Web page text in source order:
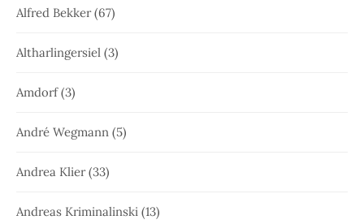
Alfred Bekker(67)
Altharlingersiel (3)
Amdorf(3)
André Wegmann (5)
Andrea Klier(33)
Andreas Kriminalinski (13)